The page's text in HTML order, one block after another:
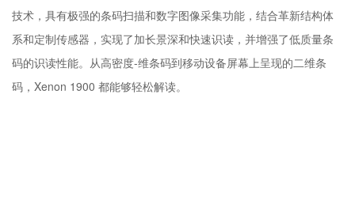
技术，具有极强的条码扫描和数字图像采集功能，结合革新结构体
系和定制传感器，实现了加长景深和快速识读，并增强了低质量条
码的识读性能。从高密度-维条码到移动设备屏幕上呈现的二维条
码，Xenon 1900 都能够轻松解读。